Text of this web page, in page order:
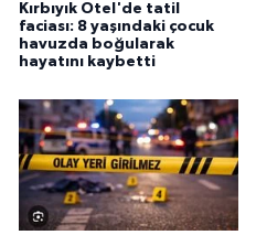
Kırbıyık Otel'de tatil
faciası: 8 yaşındaki çocuk
havuzda boğularak
hayatını kaybetti